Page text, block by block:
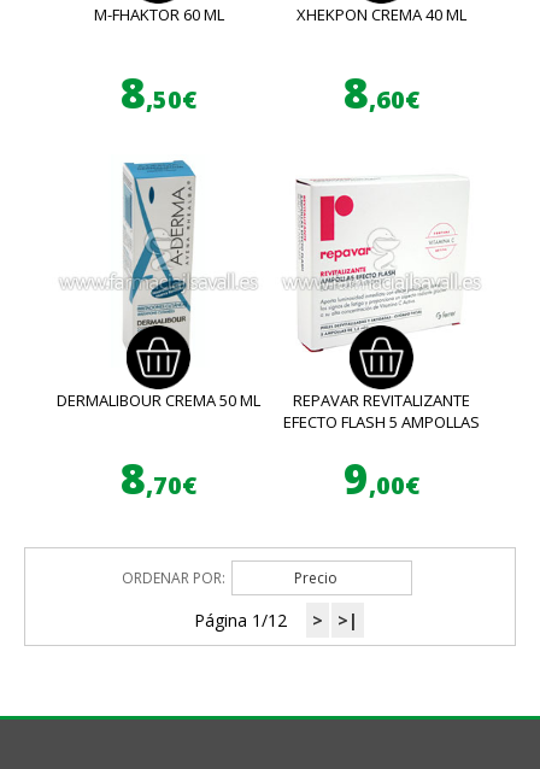
M-FHAKTOR 60 ML
8,50€
XHEKPON CREMA 40 ML
8,60€
DERMALIBOUR CREMA 50 ML
8,70€
REPAVAR REVITALIZANTE
EFECTO FLASH 5 AMPOLLAS
9,00€
ORDENAR POR: Precio
Página 1/12 > >|